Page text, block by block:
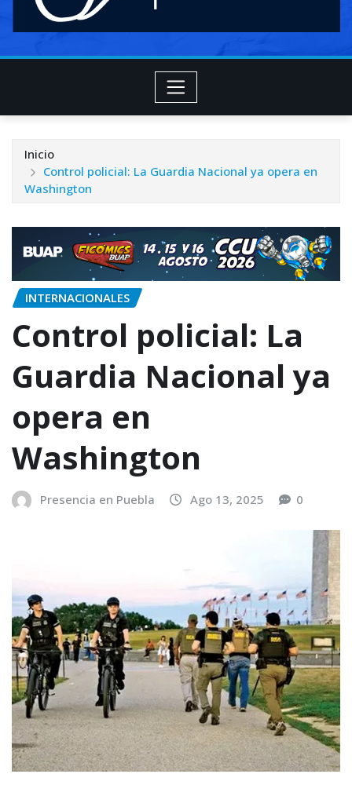
Inicio
Control policial: La Guardia Nacional ya opera en
Washington
INTERNACIONALES
Control policial: La
Guardia Nacional ya
opera en
Washington
Presencia en Puebla Ago 13, 2025 0